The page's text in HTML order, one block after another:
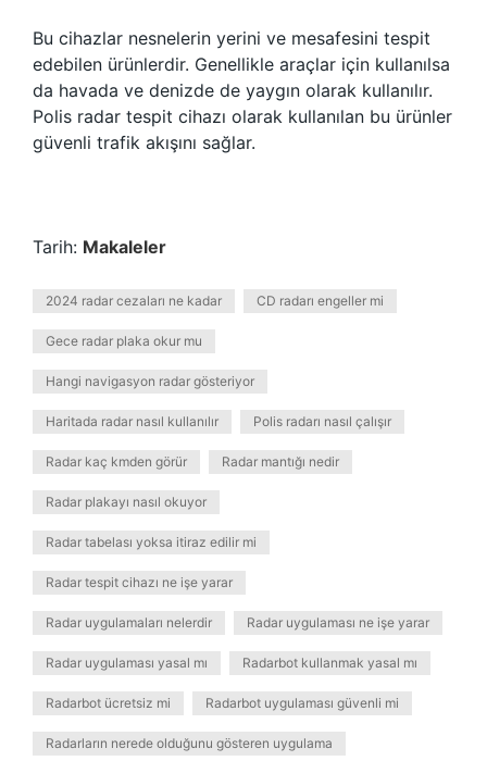
Bu cihazlar nesnelerin yerini ve mesafesini tespit
edebilen ürünlerdir. Genellikle araçlar için kullanılsa
da havada ve denizde de yaygın olarak kullanılır.
Polis radar tespit cihazı olarak kullanılan bu ürünler
güvenli trafik akışını sağlar.
Tarih: Makaleler
2024 radar cezaları ne kadar CD radarı engeller mi
Gece radar plaka okur mu
Hangi navigasyon radar gösteriyor
Haritada radar nasıl kullanılır Polis radarı nasıl çalışır
Radar kaç kmden görür Radar mantığı nedir
Radar plakayı nasıl okuyor
Radar tabelası yoksa itiraz edilir mi
Radar tespit cihazı ne işe yarar
Radar uygulamaları nelerdir Radar uygulaması ne işe yarar
Radar uygulaması yasal mı Radarbot kullanmak yasal mı
Radarbot ücretsiz mi Radarbot uygulaması güvenli mi
Radarların nerede olduğunu gösteren uygulama